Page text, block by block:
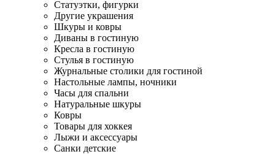
Статуэтки, фигурки
Другие украшения
Шкуры и ковры
Диваны в гостиную
Кресла в гостиную
Стулья в гостиную
Журнальные столики для гостиной
Настольные лампы, ночники
Часы для спальни
Натуральные шкуры
Ковры
Товары для хоккея
Лыжи и аксессуары
Санки детские